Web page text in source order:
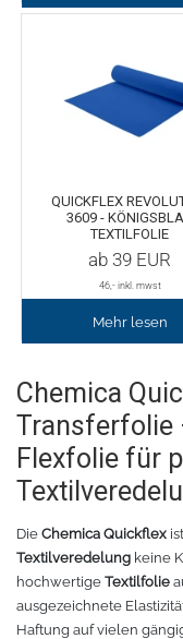
QUICKFLEX
3609 -
TEXTILFOLIE
ab 39 EUR
46,- inkl. mwst
Mehr lesen
Chemica
Transferfolie
Flexfolie für
Die Chemica Quickflex
Textilveredelung keine
hochwertige Textilfolie
ausgezeichnete
Haftung auf vielen